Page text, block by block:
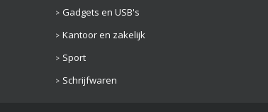
Gadgets en USB's
Kantoor en zakelijk
Sport
Schrijfwaren